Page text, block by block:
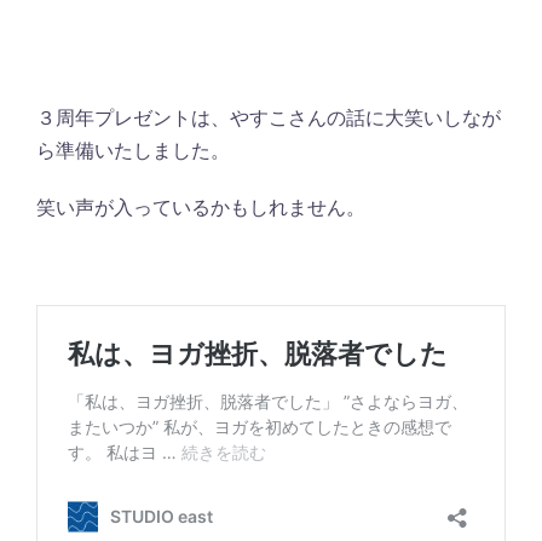
３周年プレゼントは、やすこさんの話に大笑いしなが
ら準備いたしました。
笑い声が入っているかもしれません。